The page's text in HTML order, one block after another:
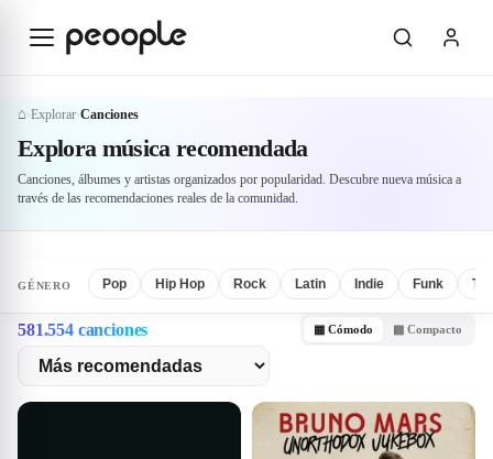
Explorar Canciones
⌂›Explorar›Canciones
Explora música recomendada
Canciones, álbumes y artistas organizados por popularidad. Descubre nueva música a
través de las recomendaciones reales de la comunidad.
GÉNERO Pop Hip Hop Rock Latin Indie Funk
581.554 canciones ▦ Cómodo ▩ Compacto